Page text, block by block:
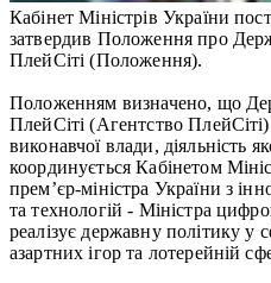
Кабінет Міністрів України
затвердив Положення про
ПлейСіті (Положення).
Положенням визначено, що
ПлейСіті (Агентство
виконавчої влади, діяльність
координується Кабінетом
прем’єр-міністра України з
та технологій - Міністра
реалізує державну політику у
азартних ігор та лотерейній